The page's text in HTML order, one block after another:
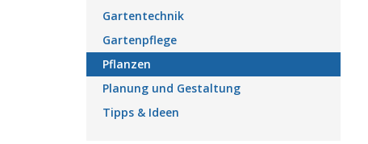
Gartentechnik
Gartenpflege
Pflanzen
Planung und Gestaltung
Tipps & Ideen